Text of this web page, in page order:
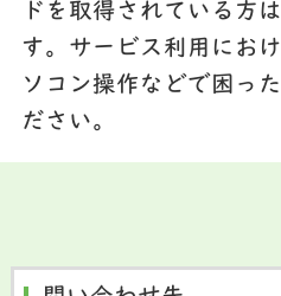
ドを取得されている方
す。サービス利用にお
ソコン操作などで困っ
ださい。